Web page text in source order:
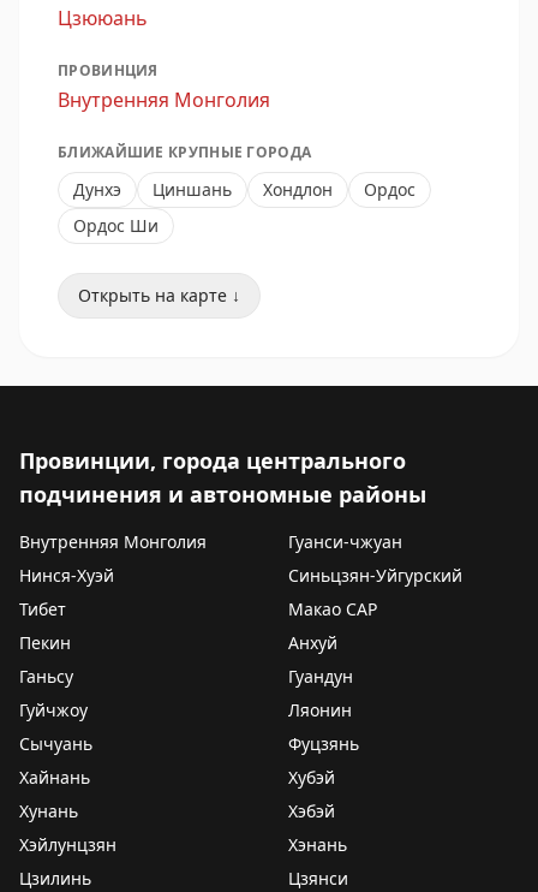
Цзююань
ПРОВИНЦИЯ
Внутренняя Монголия
БЛИЖАЙШИЕ КРУПНЫЕ ГОРОДА
Дунхэ Циншань Хондлон
Ордос
Ордос Ши
Открыть на карте ↓
Провинции, города центрального
подчинения и автономные районы
Внутренняя Монголия
Гуанси-чжуан
Нинся-Хуэй
Синьцзян-Уйгурский
Тибет
Макао САР
Пекин
Анхуй
Ганьсу
Гуандун
Гуйчжоу
Ляонин
Сычуань
Фуцзянь
Хайнань
Хубэй
Хунань
Хэбэй
Хэйлунцзян
Хэнань
Цзилинь
Цзянси